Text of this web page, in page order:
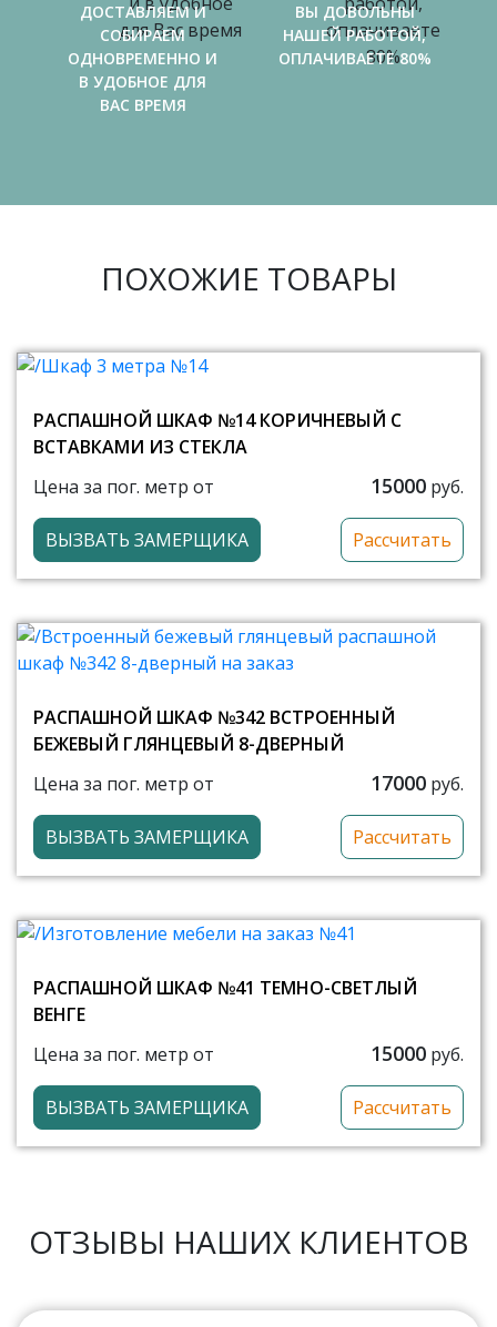
ДОСТАВЛЯЕМ И
СОБИРАЕМ
ОДНОВРЕМЕННО И
В УДОБНОЕ ДЛЯ
ВАС ВРЕМЯ
ВЫ ДОВОЛЬНЫ
НАШЕЙ РАБОТОЙ,
ОПЛАЧИВАЕТЕ 80%
ПОХОЖИЕ ТОВАРЫ
РАСПАШНОЙ ШКАФ №14 КОРИЧНЕВЫЙ С
ВСТАВКАМИ ИЗ СТЕКЛА
Цена за пог. метр от
15000 руб.
ВЫЗВАТЬ ЗАМЕРЩИКА Рассчитать
РАСПАШНОЙ ШКАФ №342 ВСТРОЕННЫЙ
БЕЖЕВЫЙ ГЛЯНЦЕВЫЙ 8-ДВЕРНЫЙ
Цена за пог. метр от
17000 руб.
ВЫЗВАТЬ ЗАМЕРЩИКА Рассчитать
РАСПАШНОЙ ШКАФ №41 ТЕМНО-СВЕТЛЫЙ
ВЕНГЕ
Цена за пог. метр от
15000 руб.
ВЫЗВАТЬ ЗАМЕРЩИКА Рассчитать
ОТЗЫВЫ НАШИХ КЛИЕНТОВ